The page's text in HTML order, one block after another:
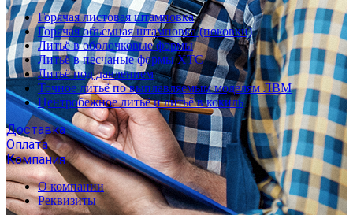
Горячая листовая штамповка
Горячая объёмная штамповка (поковки)
Литьё в оболочковые формы
Литьё в песчаные формы ХТС
Литьё под давлением
Точное литьё по выплавляемым моделям ЛВМ
Центробежное литьё и литьё в кокиль
Доставка
Оплата
Компания
О компании
Реквизиты